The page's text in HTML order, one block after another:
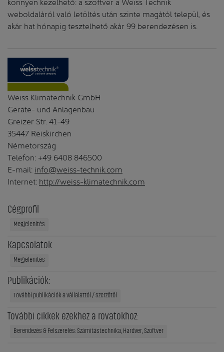
weboldaláról való letöltés után szinte magától települ, és
akár hat hónapig tesztelhető akár 99 berendezésen is.
Weiss Klimatechnik GmbH
Geräte- und Anlagenbau
Greizer Str. 41-49
35447 Reiskirchen
Németország
Telefon: +49 6408 846500
E-mail: info@weiss-technik.com
Internet: http://weiss-klimatechnik.com
Cégprofil
Megjelenítés
Kapcsolatok
Megjelenítés
Publikációk:
További publikációk a vállalattól / szerzőtől
További cikkek ezekhez a rovatokhoz:
Berendezés & Felszerelés: Számítástechnika, Hardver, Szoftver